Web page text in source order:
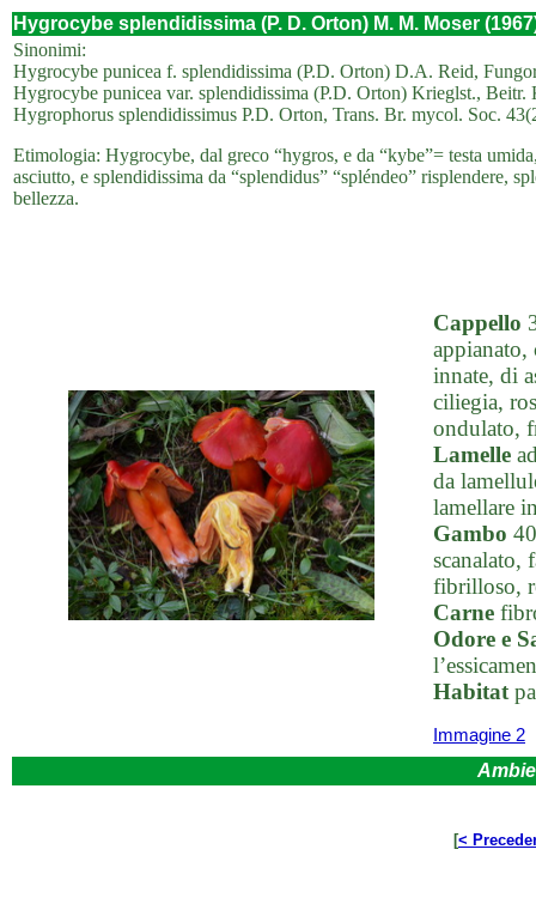
Hygrocybe splendidissima (P. D. Orton) M. M. Moser
Sinonimi:
Hygrocybe punicea f. splendidissima (P.D. Orton) D.A. Reid,
Hygrocybe punicea var. splendidissima (P.D. Orton) Krieglst.,
Hygrophorus splendidissimus P.D. Orton, Trans. Br. mycol. Soc.
Etimologia: Hygrocybe, dal greco “hygros, e da “kybe”= testa
asciutto, e splendidissima da “splendidus” “spléndeo” risplendere,
bellezza.
Cappello
innate, di
ciliegia,
ondulato,
Lamelle
da
lamellare
Gambo
scanalato,
fibrilloso,
Carne
Odore e
Habitat
Immagine 2
[<